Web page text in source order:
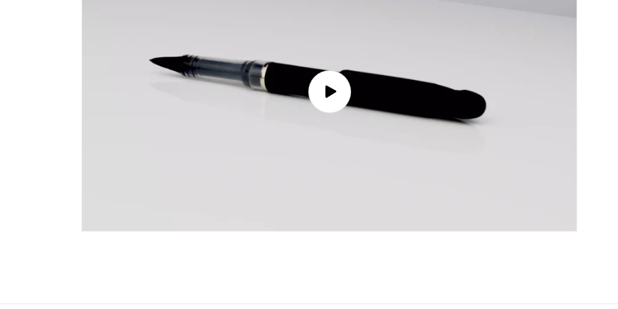
Video
abspielen